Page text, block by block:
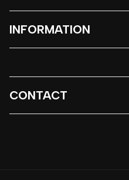
INFORMATION
CONTACT